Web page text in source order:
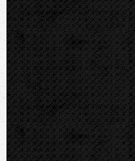
Značky
RIDGID
BERNZOMATIC